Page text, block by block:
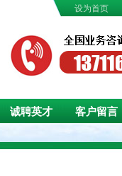
设为首页
诚聘英才 客户留言